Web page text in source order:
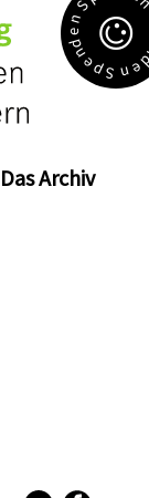
Das Archiv
S
p
e
n
d
e
n
S
e
n